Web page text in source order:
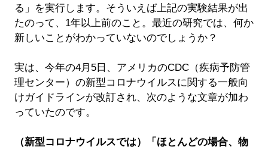
る」を実行します。そういえば上記の実験結果が出
たのって、1年以上前のこと。最近の研究では、何か
新しいことがわかっていないのでしょうか？
実は、今年の4月5日、アメリカのCDC（疾病予防管
理センター）の新型コロナウイルスに関する一般向
けガイドラインが改訂され、次のような文章が加わ
っていたのです。
（新型コロナウイルスでは）「ほとんどの場合、物